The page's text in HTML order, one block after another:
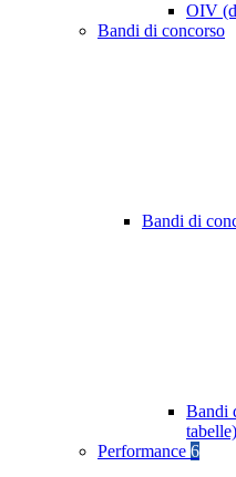
OIV
Bandi di concorso
Bandi di
Bandi
tabelle)
Performance 6